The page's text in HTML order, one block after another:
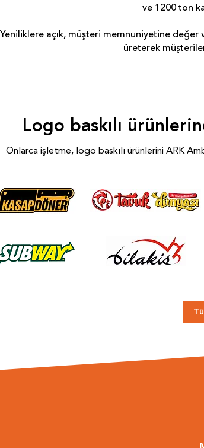
ve 1200 ton
Yeniliklere açık, müşteri memnuniyetine değer
üreterek
Logo baskılı
Onlarca işletme, logo baskılı ürünlerini ARK